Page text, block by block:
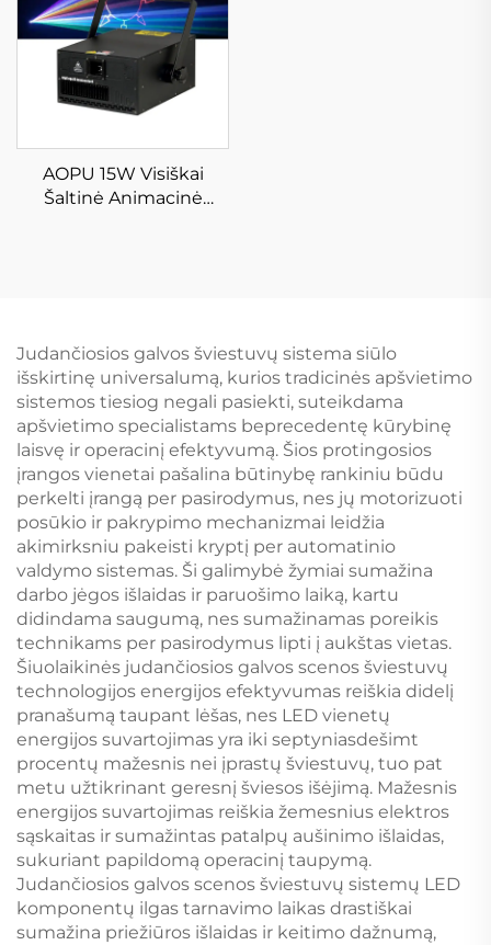
diskotekai, klubui
AOPU 15W Visiškai
Šaltinė Animacinė
Judančiosios galvos šviestuvų sistema siūlo
išskirtinę universalumą, kurios tradicinės apšvietimo
sistemos tiesiog negali pasiekti, suteikdama
apšvietimo specialistams beprecedentę kūrybinę
laisvę ir operacinį efektyvumą. Šios protingosios
įrangos vienetai pašalina būtinybę rankiniu būdu
perkelti įrangą per pasirodymus, nes jų motorizuoti
posūkio ir pakrypimo mechanizmai leidžia
akimirksniu pakeisti kryptį per automatinio
valdymo sistemas. Ši galimybė žymiai sumažina
darbo jėgos išlaidas ir paruošimo laiką, kartu
didindama saugumą, nes sumažinamas poreikis
technikams per pasirodymus lipti į aukštas vietas.
Šiuolaikinės judančiosios galvos scenos šviestuvų
technologijos energijos efektyvumas reiškia didelį
pranašumą taupant lėšas, nes LED vienetų
energijos suvartojimas yra iki septyniasdešimt
procentų mažesnis nei įprastų šviestuvų, tuo pat
metu užtikrinant geresnį šviesos išėjimą. Mažesnis
energijos suvartojimas reiškia žemesnius elektros
sąskaitas ir sumažintas patalpų aušinimo išlaidas,
sukuriant papildomą operacinį taupymą.
Judančiosios galvos scenos šviestuvų sistemų LED
komponentų ilgas tarnavimo laikas drastiškai
sumažina priežiūros išlaidas ir keitimo dažnumą,